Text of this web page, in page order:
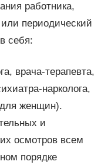
работника,
периодический
себя:
врача-терапевта,
нарколога,
женщин).
и
осмотров всем
порядке